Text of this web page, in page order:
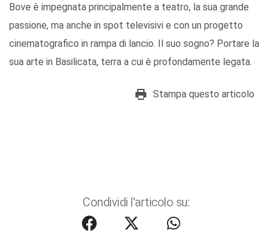
Bove è impegnata principalmente a teatro, la sua grande
passione, ma anche in spot televisivi e con un progetto
cinematografico in rampa di lancio. Il suo sogno? Portare la
sua arte in Basilicata, terra a cui è profondamente legata.
Stampa questo articolo
Condividi l'articolo su: